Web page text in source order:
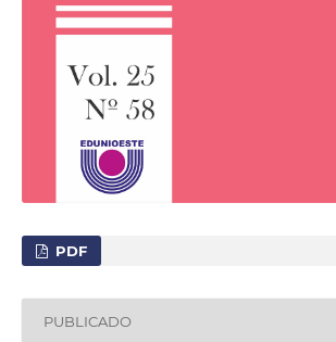
PDF
PUBLICADO